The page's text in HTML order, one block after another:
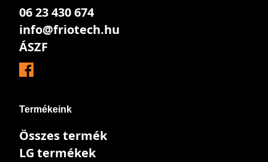
06 23 430 674
info@friotech.hu
ÁSZF
Termékeink
Összes termék
LG termékek